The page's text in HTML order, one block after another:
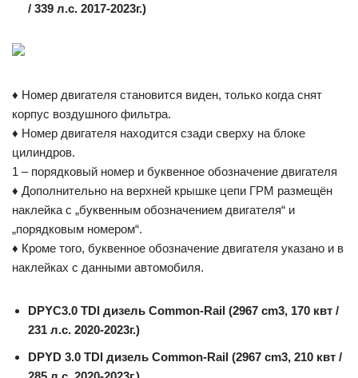
/ 339 л.с. 2017-2023г.)
♦ Номер двигателя становится виден, только когда снят
корпус воздушного фильтра.
♦ Номер двигателя находится сзади сверху на блоке
цилиндров.
1 – порядковый номер и буквенное обозначение двигателя
♦ Дополнительно на верхней крышке цепи ГРМ размещён
наклейка с „буквенным обозначением двигателя“ и
„порядковым номером“.
♦ Кроме того, буквенное обозначение двигателя указано и в
наклейках с данными автомобиля.
DPYC3.0 TDI дизель Common-Rail (2967 cm3, 170 квт /
231 л.с. 2020-2023г.)
DPYD 3.0 TDI дизель Common-Rail (2967 cm3, 210 квт /